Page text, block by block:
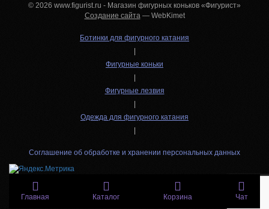
© 2026 www.figurist.ru - Магазин фигурных коньков «Фигурист»
Создание сайта — WebKimet
Ботинки для фигурного катания
|
Фигурные коньки
|
Фигурные лезвия
|
Одежда для фигурного катания
|
Соглашение об обработке и хранении персональных данных
Главная Каталог Корзина Чат